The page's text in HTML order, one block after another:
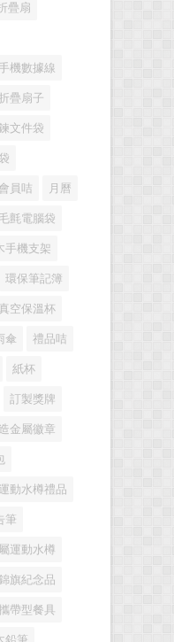
疊扇
機數據線
疊扇子
文件袋
會員咭 月曆
氈電腦袋
手機支架
環保筆記簿
真空保溫杯
傘 禮品咭
紙杯
訂製獎牌
金屬徽章
運動水樽禮品
筆
運動水樽
旗紀念品
帶型餐具